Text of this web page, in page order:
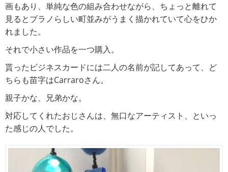
画もあり、単純な色の組み合わせながら、ちょっと離れて
見るとブラノらしい町並みがうまく描かれていて心をひか
れました。
それで小さい作品を一つ購入。
貰ったビジネスカードには二人の名前が記してあって、ど
ちらも苗字はCarraroさん。
親子かな、兄弟かな。
対応してくれたおじさんは、無口なアーティスト、といっ
た感じの人でした。